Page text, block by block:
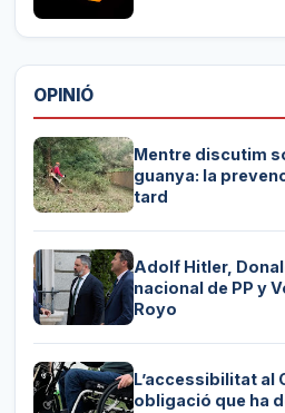
OPINIÓ
Mentre discutim
guanya: la
tard
Adolf Hitler,
nacional de PP y
Royo
L’accessibilitat al
obligació que ha